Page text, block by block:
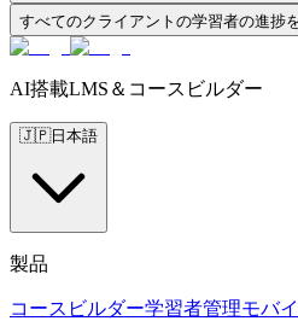
すべてのクライアントの学習者の進捗
AI搭載LMS＆コースビルダー
🇯🇵日本語
製品
コースビルダー学習者管理モバ